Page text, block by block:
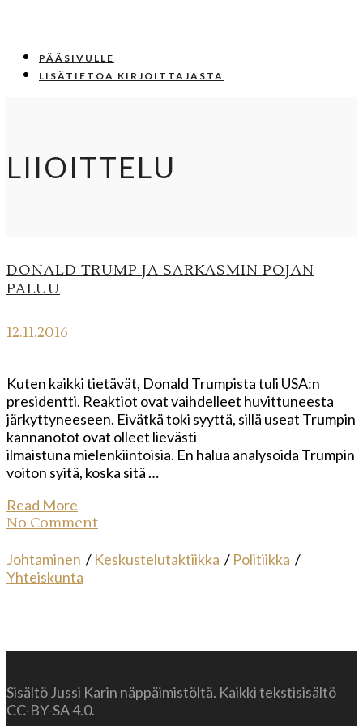
PÄÄSIVULLE
LISÄTIETOA KIRJOITTAJASTA
LIIOITTELU
DONALD TRUMP JA SARKASMIN POJAN
PALUU
12.11.2016
Kuten kaikki tietävät, Donald Trumpista tuli USA:n
presidentti. Reaktiot ovat vaihdelleet huvittuneesta
järkyttyneeseen. Eivätkä toki syyttä, sillä useat Trumpin
kannanotot ovat olleet lievästi
ilmaistuna mielenkiintoisia. En halua analysoida Trumpin
voiton syitä, koska sitä …
Read More
No Comment
Johtaminen / Keskustelutaktiikka / Politiikka /
Yhteiskunta
Sisältö Jussi Karin näppäimistöltä. Kaikki tekstisisältö
CC-BY-SA 4.0.